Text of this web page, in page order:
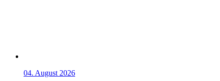
04. August 2026